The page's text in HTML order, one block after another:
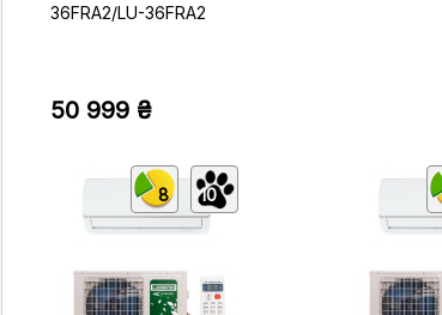
36FRA2/LU-36FRA2
50 999 ₴
8 10